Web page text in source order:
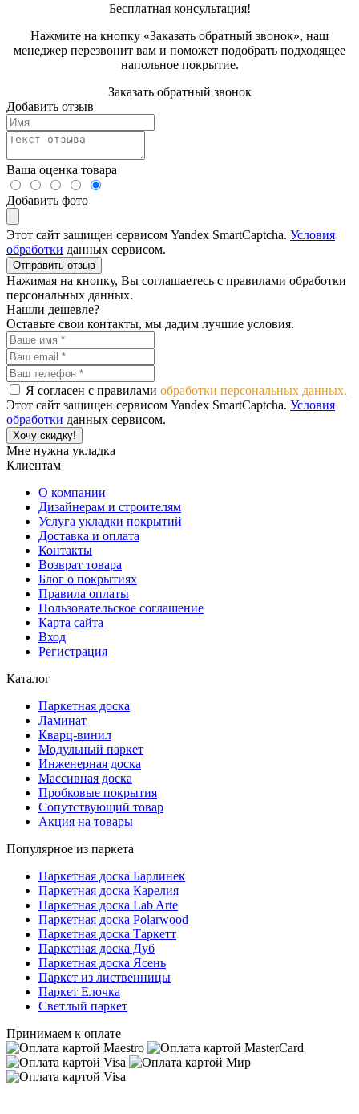
Бесплатная консультация!
Нажмите на кнопку «Заказать обратный звонок», наш
менеджер перезвонит вам и поможет подобрать подходящее
напольное покрытие.
Заказать обратный звонок
Добавить отзыв
Ваша оценка товара
Добавить фото
Этот сайт защищен сервисом Yandex SmartCaptcha. Условия
обработки данных сервисом.
Отправить отзыв
Нажимая на кнопку, Вы соглашаетесь с правилами обработки
персональных данных.
Нашли дешевле?
Оставьте свои контакты, мы дадим лучшие условия.
Я согласен с правилами обработки персональных данных.
Этот сайт защищен сервисом Yandex SmartCaptcha. Условия
обработки данных сервисом.
Хочу скидку!
Мне нужна укладка
Клиентам
О компании
Дизайнерам и строителям
Услуга укладки покрытий
Доставка и оплата
Контакты
Возврат товара
Блог о покрытиях
Правила оплаты
Пользовательское соглашение
Карта сайта
Вход
Регистрация
Каталог
Паркетная доска
Ламинат
Кварц-винил
Модульный паркет
Инженерная доска
Массивная доска
Пробковые покрытия
Сопутствующий товар
Акция на товары
Популярное из паркета
Паркетная доска Барлинек
Паркетная доска Карелия
Паркетная доска Lab Arte
Паркетная доска Polarwood
Паркетная доска Таркетт
Паркетная доска Дуб
Паркетная доска Ясень
Паркет из лиственницы
Паркет Елочка
Светлый паркет
Принимаем к оплате